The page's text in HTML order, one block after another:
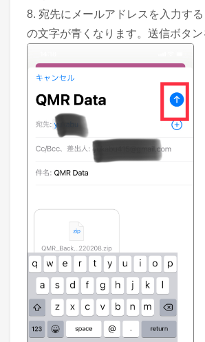
8. 宛先にメールアドレスを入力す
の文字が青くなります。送信ボタン